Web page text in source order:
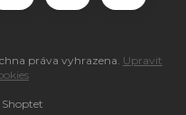
práva vyhrazena. Upravit